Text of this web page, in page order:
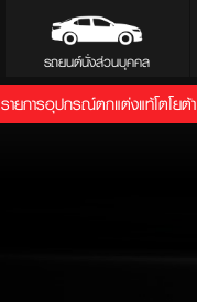
รถยนต์นั่งส่วนบุคคล
รายการอุปกรณ์ตกแต่งแท้โตโยต้า